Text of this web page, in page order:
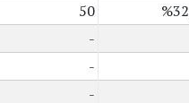
50
-
-
-